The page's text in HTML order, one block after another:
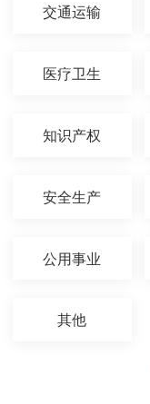
交通运输
医疗卫生
知识产权
安全生产
公用事业
其他